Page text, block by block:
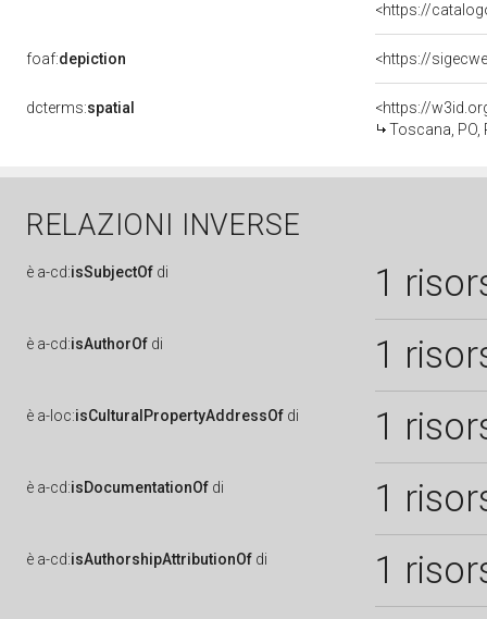
<https://
foaf:depiction <https://
dcterms:spatial
<https://
Toscana, PO,
RELAZIONI INVERSE
è a-cd:isSubjectOf di 1
è a-cd:isAuthorOf di 1
è a-loc:isCulturalPropertyAddressOf di 1
è a-cd:isDocumentationOf di 1
è a-cd:isAuthorshipAttributionOf di 1